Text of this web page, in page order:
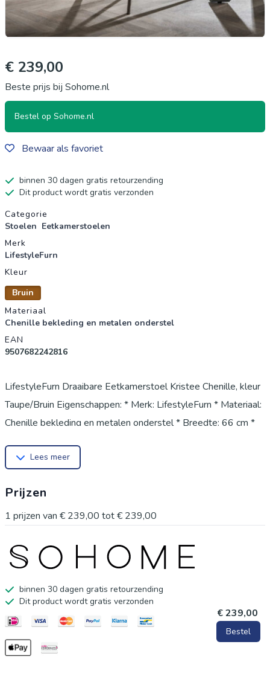
€ 239,00
Beste prijs bij Sohome.nl
Bestel op Sohome.nl
Bewaar als favoriet
binnen 30 dagen gratis retourzending
Dit product wordt gratis verzonden
Productgegevens
Categorie
Stoelen Eetkamerstoelen
Merk
LifestyleFurn
Kleur
Bruin
Materiaal
Chenille bekleding en metalen onderstel
EAN
9507682242816
LifestyleFurn Draaibare Eetkamerstoel Kristee Chenille, kleur
Taupe/Bruin Eigenschappen: * Merk: LifestyleFurn * Materiaal:
Chenille bekleding en metalen onderstel * Breedte: 66 cm *
Zithoogte: 51 cm * Zitbreedte: 45 cm * Zitdiepte: 45 cm
Lees meer
Prijzen
1 prijzen van € 239,00 tot€ 239,00
binnen 30 dagen gratis retourzending
Dit product wordt gratis verzonden
€ 239,00
Bestel